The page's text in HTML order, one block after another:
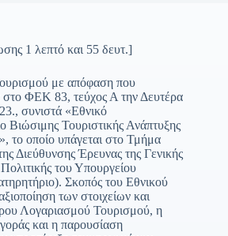
1 λεπτό και 55 δευτ.]
με απόφαση που
στο ΦΕΚ 83, τεύχος Α την Δευτέρα
συνιστά «Εθνικό
Βιώσιμης Τουριστικής Ανάπτυξης
το οποίο υπάγεται στο Τμήμα
Διεύθυνσης Έρευνας της Γενικής
του Υπουργείου
Σκοπός του Εθνικού
των στοιχείων και
Λογαριασμού Τουρισμού, η
και η παρουσίαση